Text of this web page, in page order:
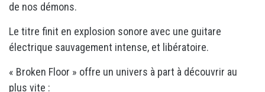
de nos démons.
Le titre finit en explosion sonore avec une guitare
électrique sauvagement intense, et libératoire.
« Broken Floor » offre un univers à part à découvrir au
plus vite :